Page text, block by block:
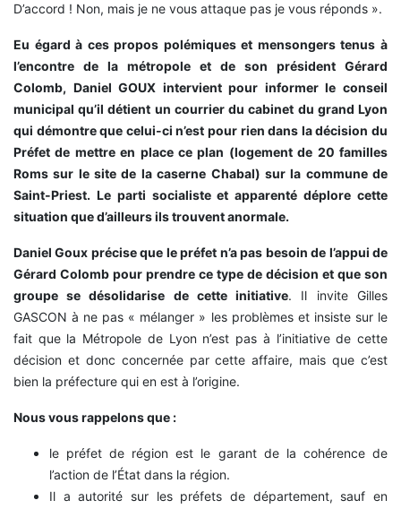
D’accord ! Non, mais je ne vous attaque pas je vous réponds ».
Eu égard à ces propos polémiques et mensongers tenus à
l’encontre de la métropole et de son président Gérard
Colomb, Daniel GOUX intervient pour informer le conseil
municipal qu’il détient un courrier du cabinet du grand Lyon
qui démontre que celui-ci n’est pour rien dans la décision du
Préfet de mettre en place ce plan (logement de 20 familles
Roms sur le site de la caserne Chabal) sur la commune de
Saint-Priest. Le parti socialiste et apparenté déplore cette
situation que d’ailleurs ils trouvent anormale.
Daniel Goux précise que le préfet n’a pas besoin de l’appui de
Gérard Colomb pour prendre ce type de décision et que son
groupe se désolidarise de cette initiative. Il invite Gilles
GASCON à ne pas « mélanger » les problèmes et insiste sur le
fait que la Métropole de Lyon n’est pas à l’initiative de cette
décision et donc concernée par cette affaire, mais que c’est
bien la préfecture qui en est à l’origine.
Nous vous rappelons que :
le préfet de région est le garant de la cohérence de
l’action de l’État dans la région.
Il a autorité sur les préfets de département, sauf en